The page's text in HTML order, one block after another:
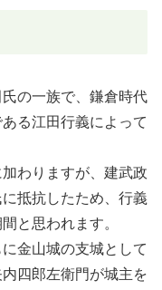
の一族で、鎌倉時代
る江田行義によって
わりますが、建武政
抵抗したため、行義
と思われます。
金山城の支城として
四郎左衛門が城主を